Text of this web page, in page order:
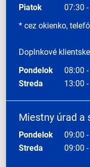
Piatok
07:30
* cez okienko,
Doplnkové
Pondelok
08:00
Streda
13:00
Miestny úrad a
Pondelok 09:00
Streda
09:00